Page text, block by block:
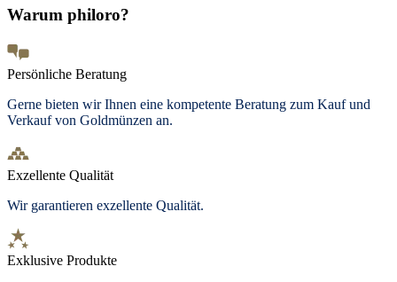
Warum philoro?
Persönliche Beratung
Gerne bieten wir Ihnen eine kompetente Beratung zum Kauf und
Verkauf von Goldmünzen an.
Exzellente Qualität
Wir garantieren exzellente Qualität.
Exklusive Produkte